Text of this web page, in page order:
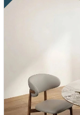
1.4. Bàn ăn vuông
gian sống